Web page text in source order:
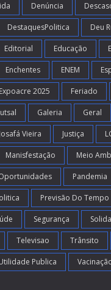
Denúncia
DestaquesPolitica Deu
Editorial Educação
Enchentes ENEM
Expoacre 2025 Feriado
Galeria Geral
Josafá Vieira Justiça
Manisfestação Meio
Pandemia
Previsão Do Tempo
Segurança
Televisao Trânsito
Publica